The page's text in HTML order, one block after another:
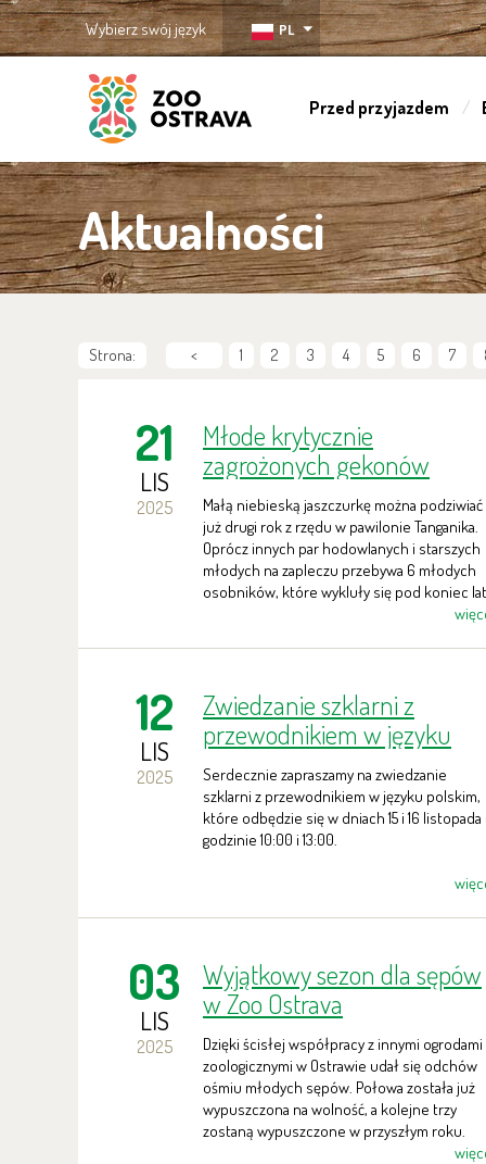
Wybierz swój język PL
ZOO Ostrava
Przed przyjazdem
Aktualności
Strona: < 1 2 3 4 5 6 7
21
LIS
2025
Młode krytycznie
zagrożonych gekonów
Williamsa w Zoo Ostrava
Małą niebieską jaszczurkę można podziwiać
już drugi rok z rzędu w pawilonie Tanganika.
Oprócz innych par hodowlanych i starszych
młodych na zapleczu przebywa 6 młodych
osobników, które wykluły się pod koniec
12
LIS
2025
Zwiedzanie szklarni z
przewodnikiem w języku
polskim
Serdecznie zapraszamy na zwiedzanie
szklarni z przewodnikiem w języku polskim,
które odbędzie się w dniach 15 i 16 listopada
godzinie 10:00 i 13:00.
03
LIS
2025
Wyjątkowy sezon dla sępów
w Zoo Ostrava
Dzięki ścisłej współpracy z innymi ogrodami
zoologicznymi w Ostrawie udał się odchów
ośmiu młodych sępów. Połowa została już
wypuszczona na wolność, a kolejne trzy
zostaną wypuszczone w przyszłym roku.